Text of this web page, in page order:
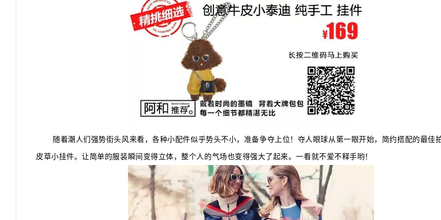
随着潮人们强势街头风来看，各种小配件似乎势头不小，准备争夺上位！夺人眼球从第一眼开始，简约搭配的最佳
皮草小挂件。让简单的服装瞬间变得立体，整个人的气场也变得强大了起来。一看就不爱不释手哟！